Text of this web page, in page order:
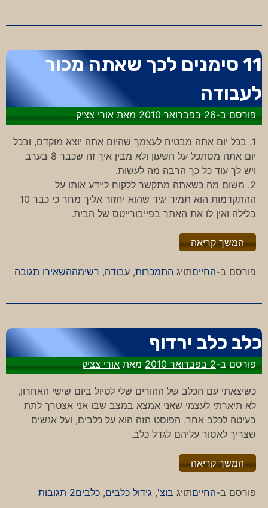
11 סימנים לכך שאתה מכור
לעבודה
פורסם ב-26 בפברואר 2010 מאתאורי צציק
1. בכל יום אתה מבטיח לעצמך שהיום אתה יוצא מוקדם, ובכל
יום אתה מסתכל על השעון ולא מבין איך זה שכבר 8 בערב
ויש לך עוד כל כך הרבה מה לעשות.
2. משום מה כשאתה מתקשר ללקוח ליידע אותו על
ההתקדמות הוא תמיד יגיד שהוא יחזור אליך מחר כי כבר 10
בלילה ואין לו את האתר בפייבורייטס של הבית.
המשך קריאה"%s"
פורסם ב-החייםתויג התמכרות, עבודה, רשימההשאירו תגובה
כלב כלב ירדוף
פורסם ב-2 בפברואר 2010 מאתאורי צציק
כשיצאתי עם הכלב של ההורים שלי לטיול ביום שישי האחרון,
לא תיארתי לעצמי שאני אמצא במצב שבו אני אצטרך לתת
בעיטה לכלב אחר. הפוסט הזה הוא על כלבים, ועל אנשים
שצריך לאסור עליהם לגדל כלב.
המשך קריאה"%s"
פורסם ב-החייםתויג בוצ', גידול כלבים, כלבים2 תגובות
על